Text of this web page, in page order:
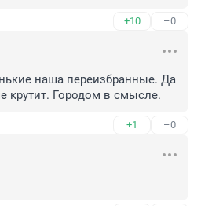
+10 –0
наша переизбранные. Да
крутит. Городом в смысле.
+1 –0